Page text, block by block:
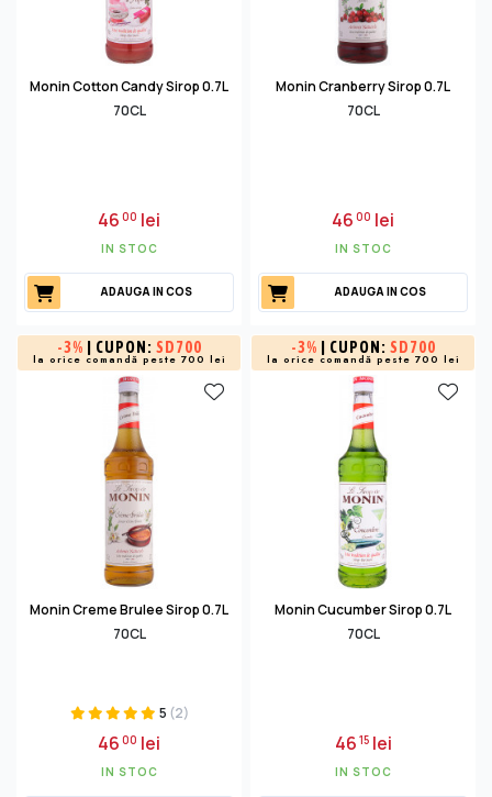
Monin Cotton Candy Sirop 0.7L
70CL
4600 lei
IN STOC
ADAUGA IN COS
Monin Cranberry Sirop 0.7L
70CL
4600 lei
IN STOC
ADAUGA IN COS
-3% | CUPON: SD700
la orice comandă peste 700 lei
Monin Creme Brulee Sirop 0.7L
70CL
5 (2)
4600 lei
IN STOC
-3% | CUPON: SD700
la orice comandă peste 700 lei
Monin Cucumber Sirop 0.7L
70CL
4615lei
IN STOC